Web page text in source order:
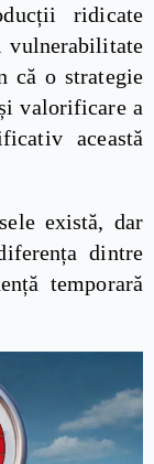
ridicate
vulnerabilitate
că o strategie
valorificare a
această
există, dar
dintre
temporară